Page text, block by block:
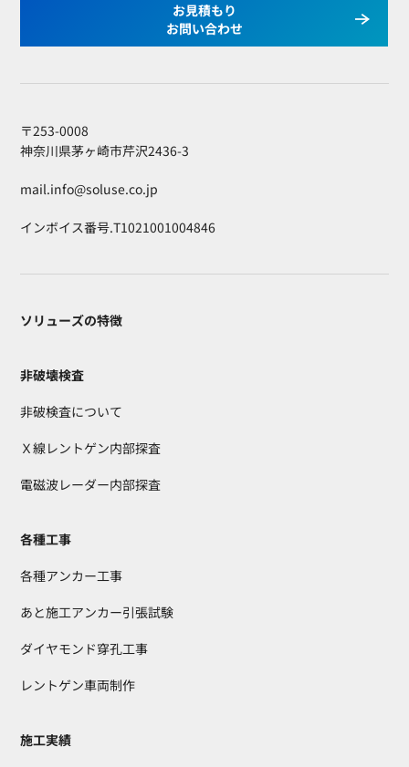
お見積もり
お問い合わせ
〒253-0008
神奈川県茅ヶ崎市芹沢2436-3
mail.info@soluse.co.jp
インボイス番号.T1021001004846
ソリューズの特徴
非破壊検査
非破検査について
Ｘ線レントゲン内部探査
電磁波レーダー内部探査
各種工事
各種アンカー工事
あと施工アンカー引張試験
ダイヤモンド穿孔工事
レントゲン車両制作
施工実績